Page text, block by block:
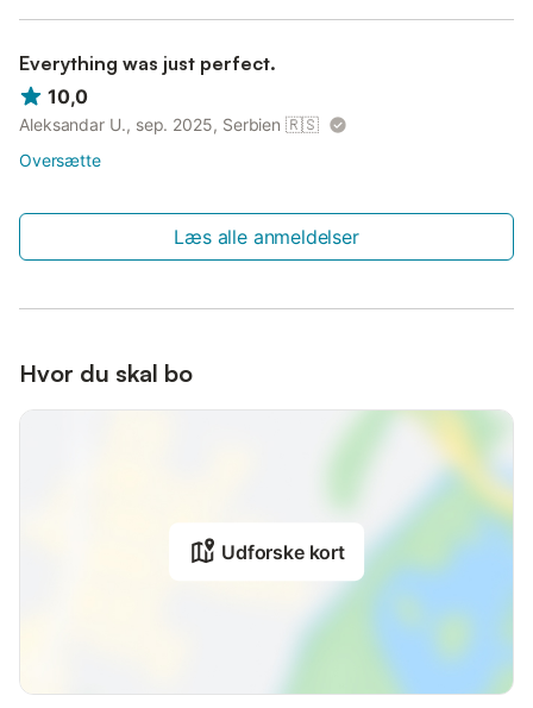
Everything was just perfect.
10,0
Aleksandar U., sep. 2025, Serbien 🇷🇸
Oversætte
Læs alle anmeldelser
Hvor du skal bo
Udforske kort